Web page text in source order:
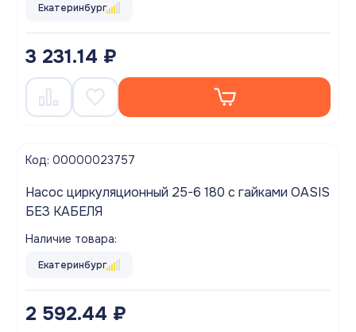
Екатеринбург
3 231.14 ₽
Код: 00000023757
Насос циркуляционный 25-6 180 с гайками OASIS
БЕЗ КАБЕЛЯ
Наличие товара:
Екатеринбург
2 592.44 ₽